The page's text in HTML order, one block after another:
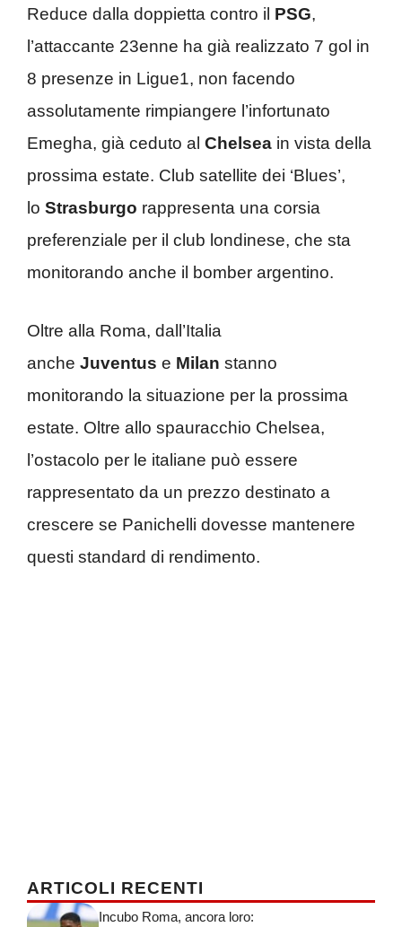
Reduce dalla doppietta contro il PSG,
l’attaccante 23enne ha già realizzato 7 gol in
8 presenze in Ligue1, non facendo
assolutamente rimpiangere l’infortunato
Emegha, già ceduto al Chelsea in vista della
prossima estate. Club satellite dei ‘Blues’,
lo Strasburgo rappresenta una corsia
preferenziale per il club londinese, che sta
monitorando anche il bomber argentino.
Oltre alla Roma, dall’Italia
anche Juventus e Milan stanno
monitorando la situazione per la prossima
estate. Oltre allo spauracchio Chelsea,
l’ostacolo per le italiane può essere
rappresentato da un prezzo destinato a
crescere se Panichelli dovesse mantenere
questi standard di rendimento.
ARTICOLI RECENTI
Incubo Roma, ancora loro: